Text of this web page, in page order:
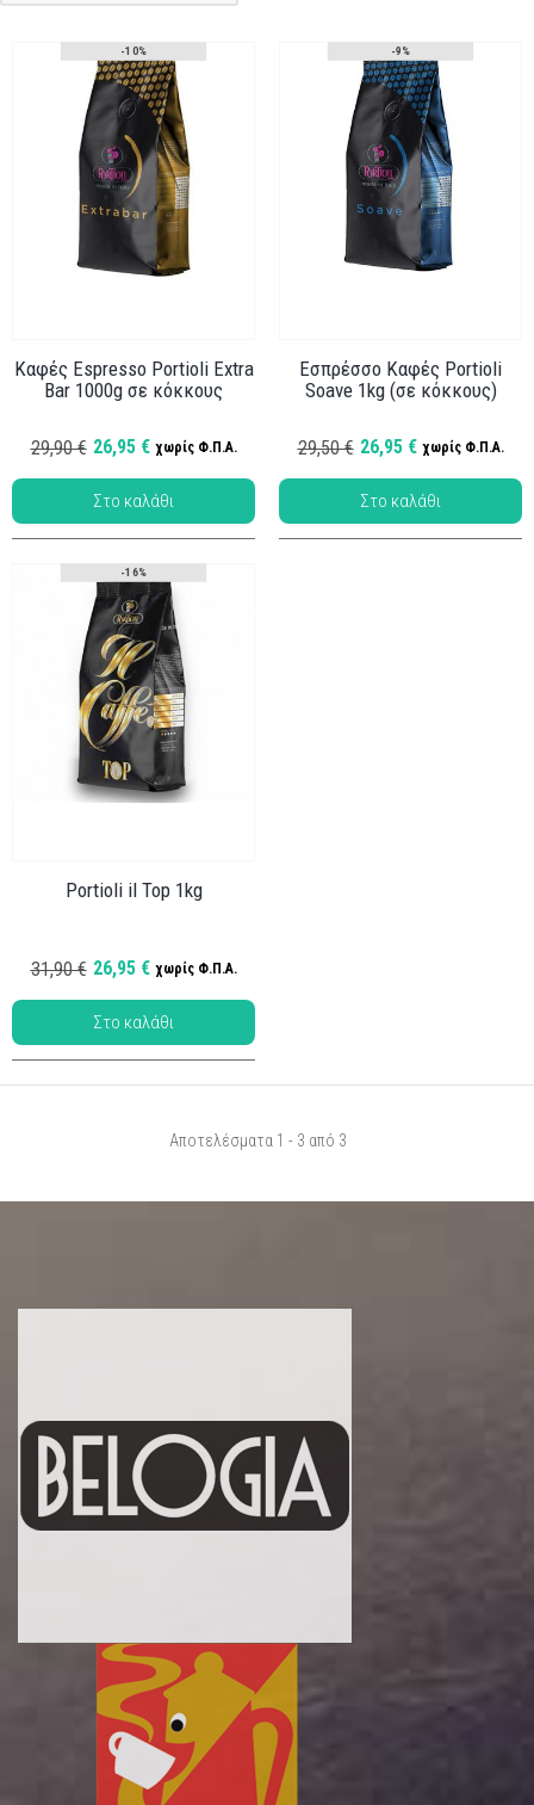
-10%
Κωδ.: PI-002
Καφές Espresso Portioli Extra
Bar 1000g σε κόκκους
29,90 € 26,95 € χωρίς Φ.Π.Α.
-9%
Εσπρέσσο Καφές Portioli
Soave 1kg (σε κόκκους)
29,50 € 26,95 € χωρίς Φ.Π.Α.
-16%
Portioli il Top 1kg
31,90 € 26,95 € χωρίς Φ.Π.Α.
Αποτελέσματα 1 - 3 από 3